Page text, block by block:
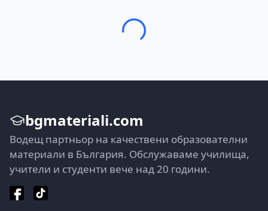
bgmateriali.com
Водещ партньор на качествени образователни
материали в България. Обслужаваме училища,
учители и студенти вече над 20 години.